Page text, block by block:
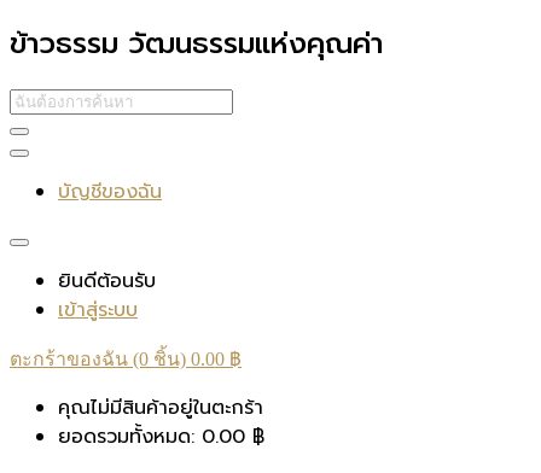
ข้าวธรรม วัฒนธรรมแห่งคุณค่า
บัญชีของฉัน
ยินดีต้อนรับ
เข้าสู่ระบบ
ตะกร้าของฉัน (0 ชิ้น) 0.00 ฿
คุณไม่มีสินค้าอยู่ในตะกร้า
ยอดรวมทั้งหมด: 0.00 ฿